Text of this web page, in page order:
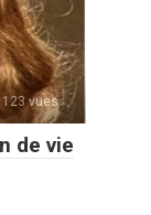
123 vues
de vie